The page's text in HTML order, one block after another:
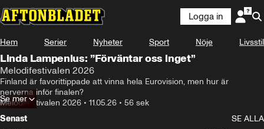
Logga in
Hem Serier Nyheter Sport Nöje Livsstil
Linda Lampenius: ”Förväntar oss inget”
Melodifestivalen 2026
Finland är favorittippade att vinna hela Eurovision, men hur är
nerverna inför finalen?
Melodifestivalen 2026 • 11.05.26 • 56 sek
Se mer
Senast
SE ALLA